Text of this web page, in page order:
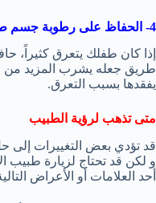
4- الحفاظ على رطوبة جسم طفلك
إذا كان طفلك يتعرق
طريق جعله يشرب المزيد من
يفقدها بسبب التعرق.
متى تذهب لرؤية الطبيب
قد تؤدي بعض التغييرات إلى
و لكن قد تحتاج لزيارة
أحد العلامات أو الأعراض